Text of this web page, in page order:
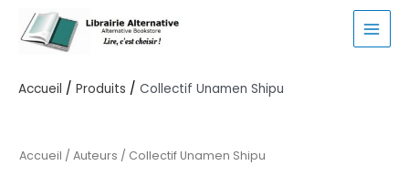
contenu
Accueil Produits Collectif Unamen Shipu
Accueil / Auteurs / Collectif Unamen Shipu